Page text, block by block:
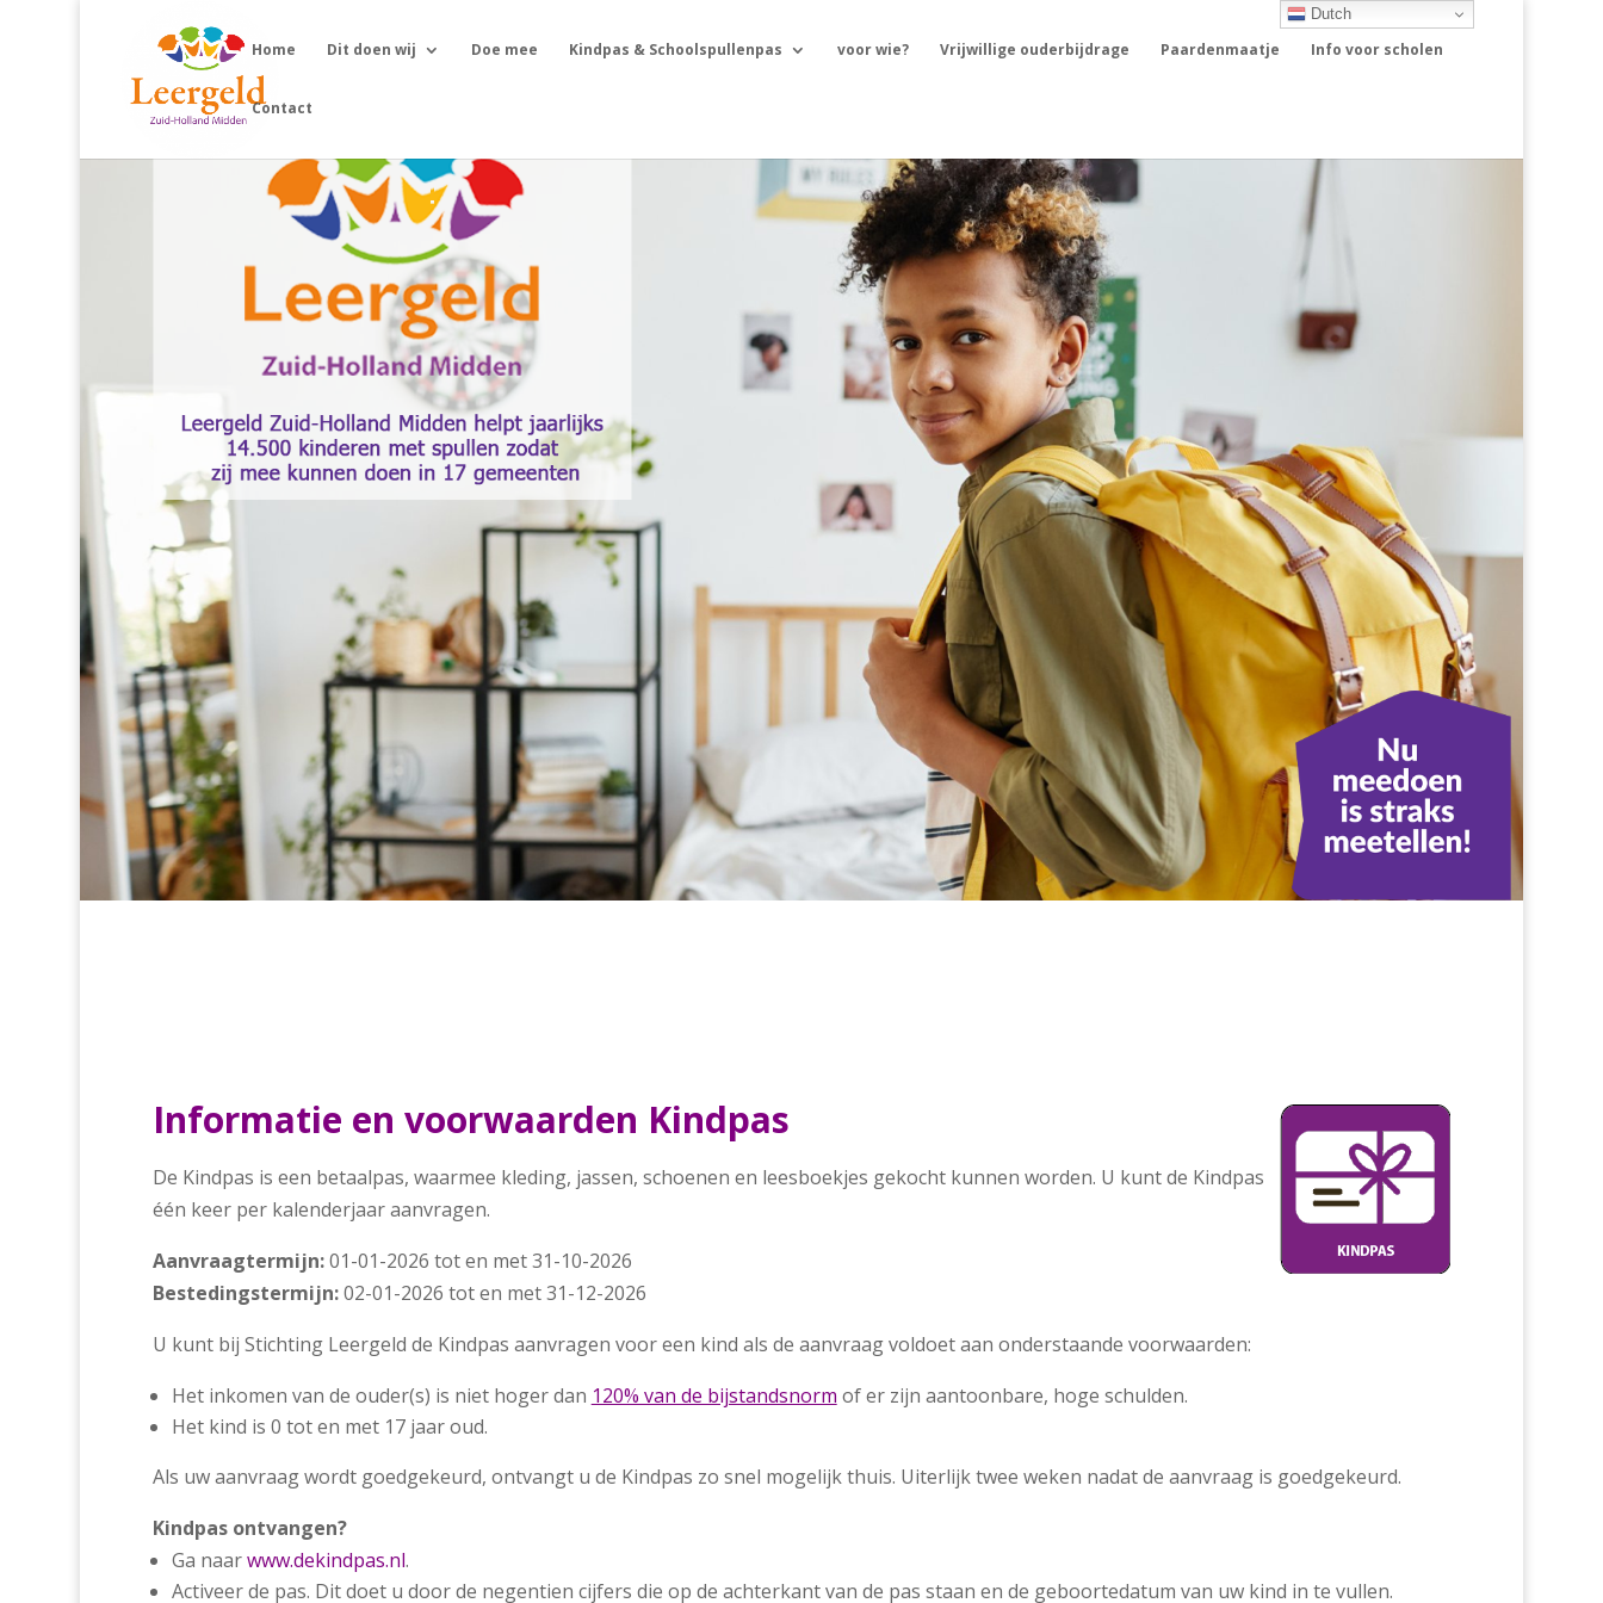
Home Dit doen wij Doe mee Kindpas & Schoolspullenpas voor wie? Vrijwillige ouderbijdrage Paardenmaatje Info voor scholen
Contact
Informatie en voorwaarden Kindpas
De Kindpas is een betaalpas, waarmee kleding, jassen, schoenen en leesboekjes gekocht kunnen worden. U kunt de Kindpas
één keer per kalenderjaar aanvragen.
Aanvraagtermijn:01-01-2026 tot en met 31-10-2026
Bestedingstermijn:02-01-2026 tot en met 31-12-2026
U kunt bij Stichting Leergeld de Kindpas aanvragen voor een kind als de aanvraag voldoet aan onderstaande voorwaarden:
Het inkomen van de ouder(s) is niet hoger dan 120% van de bijstandsnorm of er zijn aantoonbare, hoge schulden.
Het kind is 0 tot en met 17 jaar oud.
Als uw aanvraag wordt goedgekeurd, ontvangt u de Kindpas zo snel mogelijk thuis. Uiterlijk twee weken nadat de aanvraag is goedgekeurd.
Kindpas ontvangen?
Ga naarwww.dekindpas.nl.
Activeer de pas. Dit doet u door de negentien cijfers die op de achterkant van de pas staan en de geboortedatum van uw kind in te vullen.
Dutch